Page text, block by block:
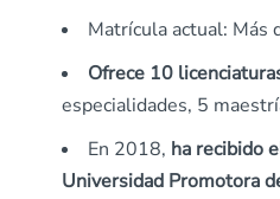
Matrícula actual: Más
Ofrece 10
especialidades, 5
En 2018, ha recibido
Universidad Promotora